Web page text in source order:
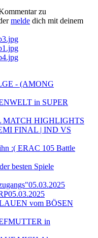
zu
melde dich mit deinem
- (AMONG
in SUPER
HIGHLIGHTS
FINAL | IND VS
:( ERAC 105 Battle
besten Spiele
05.03.2025
05.03.2025
vom BÖSEN
in